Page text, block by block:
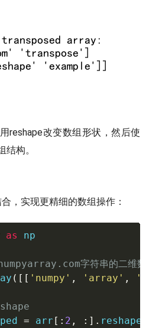
reshape改变数组形状，然后使
构。
，实现更精细的数组操作：
as np
字符串的二维数
( [ [ 'numpy' , 'array' ,
= arr [ : 2 , : ] . reshape